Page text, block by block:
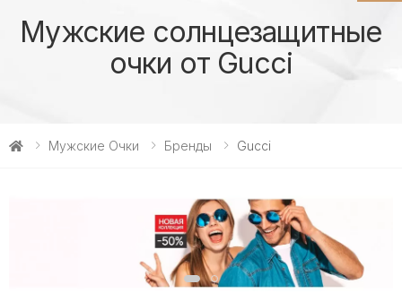
Мужские солнцезащитные
очки от Gucci
Мужские Очки Бренды Gucci